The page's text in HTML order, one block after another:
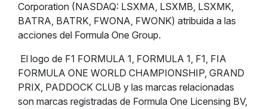
Corporation (NASDAQ: LSXMA, LSXMB, LSXMK,
BATRA, BATRK, FWONA, FWONK) atribuida a las
acciones del Formula One Group.
El logo de F1 FORMULA 1, FORMULA 1, F1, FIA
FORMULA ONE WORLD CHAMPIONSHIP, GRAND
PRIX, PADDOCK CLUB y las marcas relacionadas
son marcas registradas de Formula One Licensing BV,